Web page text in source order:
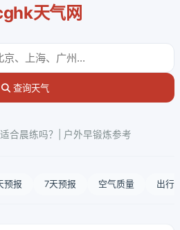
天气网
查询天气
合晨练吗？| 户外早锻炼参考
预报 7天预报 空气质量 出行